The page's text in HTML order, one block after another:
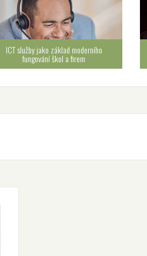
ICT služby jako základ moderního
fungování škol a firem